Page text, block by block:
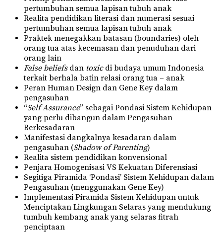
pertumbuhan semua lapisan tubuh anak
Realita pendidikan literasi dan numerasi sesuai
pertumbuhan semua lapisan tubuh anak
Praktek menegakkan batasan (boundaries) oleh
orang tua atas kecemasan dan penuduhan dari
orang lain
False beliefs dan toxic di budaya umum Indonesia
terkait berhala batin relasi orang tua – anak
Peran Human Design dan Gene Key dalam
pengasuhan
“Self Assurance” sebagai Pondasi Sistem Kehidupan
yang perlu dibangun dalam Pengasuhan
Berkesadaran
Manifestasi dangkalnya kesadaran dalam
pengasuhan (Shadow of Parenting)
Realita sistem pendidikan konvensional
Penjara Homogenisasi VS Kekuatan Diferensiasi
Segitiga Piramida ‘Pondasi’ Sistem Kehidupan dalam
Pengasuhan (menggunakan Gene Key)
Implementasi Piramida Sistem Kehidupan untuk
Menciptakan Lingkungan Selaras yang mendukung
tumbuh kembang anak yang selaras fitrah
penciptaan